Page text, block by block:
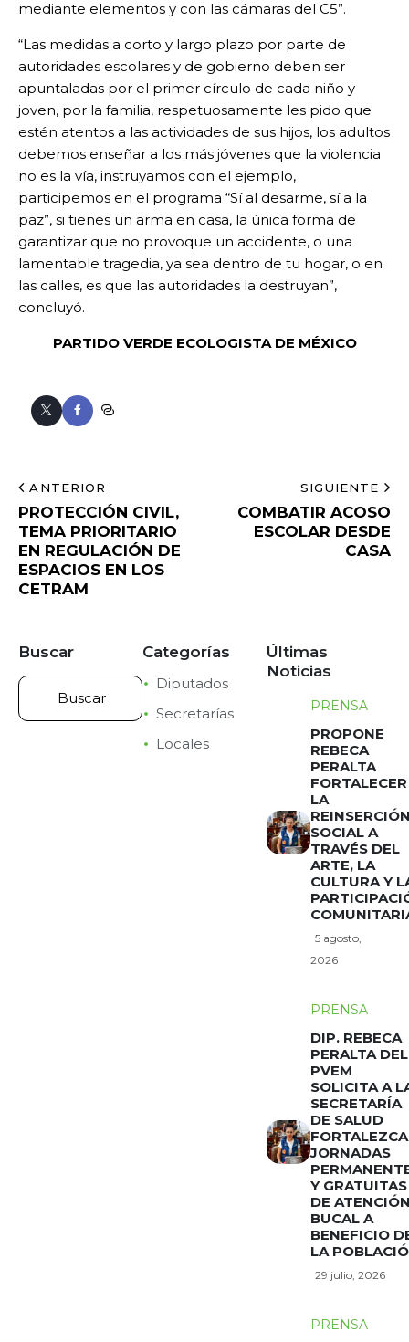
mediante elementos y con las cámaras del C5”.
“Las medidas a corto y largo plazo por parte de
autoridades escolares y de gobierno deben ser
apuntaladas por el primer círculo de cada niño y
joven, por la familia, respetuosamente les pido que
estén atentos a las actividades de sus hijos, los adultos
debemos enseñar a los más jóvenes que la violencia
no es la vía, instruyamos con el ejemplo,
participemos en el programa “Sí al desarme, sí a la
paz”, si tienes un arma en casa, la única forma de
garantizar que no provoque un accidente, o una
lamentable tragedia, ya sea dentro de tu hogar, o en
las calles, es que las autoridades la destruyan”,
concluyó.
PARTIDO VERDE ECOLOGISTA DE MÉXICO
ANTERIOR
PROTECCIÓN CIVIL,
TEMA PRIORITARIO
EN REGULACIÓN DE
ESPACIOS EN LOS
CETRAM
SIGUIENTE
COMBATIR ACOSO
ESCOLAR DESDE
CASA
Buscar Categorías
Diputados
Secretarías
Locales
Últimas
Noticias
PRENSA
PROPONE
REBECA
PERALTA
FORTALECER
LA
SOCIAL A
TRAVÉS DEL
ARTE, LA
CULTURA Y
5 agosto,
2026
PRENSA
DIP. REBECA
PERALTA DEL
PVEM
SOLICITA A
SECRETARÍA
DE SALUD
FORTALEZCA
JORNADAS
Y GRATUITAS
DE
BUCAL A
BENEFICIO
LA
29 julio, 2026
PRENSA